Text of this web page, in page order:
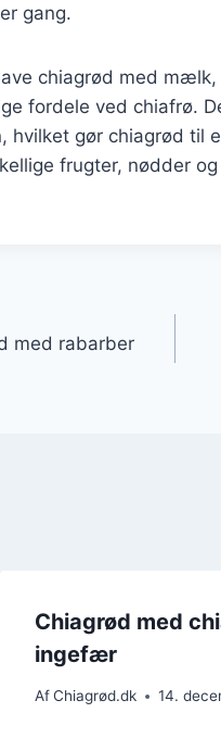
gang.
chiagrød med
fordele ved chiafrø.
hvilket gør chiagrød til
frugter, nødder
med rabarber
Chiagrød med
ingefær
Af Chiagrød.dk 14.